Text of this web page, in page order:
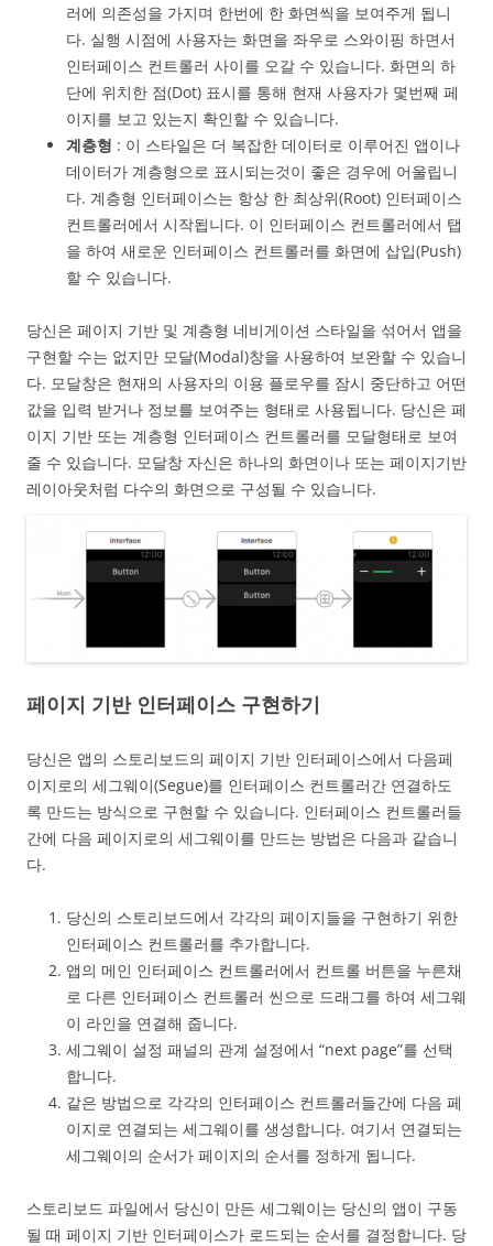
러에 의존성을 가지며 한번에 한 화면씩을 보여주게 됩니
다. 실행 시점에 사용자는 화면을 좌우로 스와이핑 하면서
인터페이스 컨트롤러 사이를 오갈 수 있습니다. 화면의 하
단에 위치한 점(Dot) 표시를 통해 현재 사용자가 몇번째 페
이지를 보고 있는지 확인할 수 있습니다.
계층형 : 이 스타일은 더 복잡한 데이터로 이루어진 앱이나
데이터가 계층형으로 표시되는것이 좋은 경우에 어울립니
다. 계층형 인터페이스는 항상 한 최상위(Root) 인터페이스
컨트롤러에서 시작됩니다. 이 인터페이스 컨트롤러에서 탭
을 하여 새로운 인터페이스 컨트롤러를 화면에 삽입(Push)
할 수 있습니다.
당신은 페이지 기반 및 계층형 네비게이션 스타일을 섞어서 앱을
구현할 수는 없지만 모달(Modal)창을 사용하여 보완할 수 있습니
다. 모달창은 현재의 사용자의 이용 플로우를 잠시 중단하고 어떤
값을 입력 받거나 정보를 보여주는 형태로 사용됩니다. 당신은 페
이지 기반 또는 계층형 인터페이스 컨트롤러를 모달형태로 보여
줄 수 있습니다. 모달창 자신은 하나의 화면이나 또는 페이지기반
레이아웃처럼 다수의 화면으로 구성될 수 있습니다.
페이지 기반 인터페이스 구현하기
당신은 앱의 스토리보드의 페이지 기반 인터페이스에서 다음페
이지로의 세그웨이(Segue)를 인터페이스 컨트롤러간 연결하도
록 만드는 방식으로 구현할 수 있습니다. 인터페이스 컨트롤러들
간에 다음 페이지로의 세그웨이를 만드는 방법은 다음과 같습니
다.
당신의 스토리보드에서 각각의 페이지들을 구현하기 위한
인터페이스 컨트롤러를 추가합니다.
앱의 메인 인터페이스 컨트롤러에서 컨트롤 버튼을 누른채
로 다른 인터페이스 컨트롤러 씬으로 드래그를 하여 세그웨
이 라인을 연결해 줍니다.
세그웨이 설정 패널의 관계 설정에서 “next page”를 선택
합니다.
같은 방법으로 각각의 인터페이스 컨트롤러들간에 다음 페
이지로 연결되는 세그웨이를 생성합니다. 여기서 연결되는
세그웨이의 순서가 페이지의 순서를 정하게 됩니다.
스토리보드 파일에서 당신이 만든 세그웨이는 당신의 앱이 구동
될 때 페이지 기반 인터페이스가 로드되는 순서를 결정합니다. 당